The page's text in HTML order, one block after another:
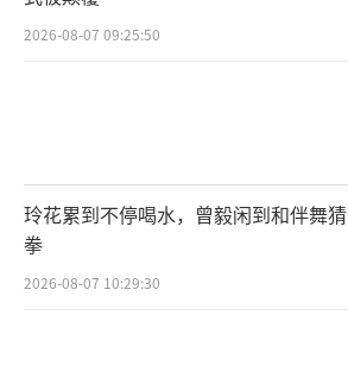
2026-08-07 09:25:50
玲花累到不停喝水，曾毅闲到和伴舞猜
拳
2026-08-07 10:29:30